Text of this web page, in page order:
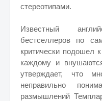
стереотипами.
Известный
бестселлеров по
критически подошел
каждому и
утверждает, что
неправильно
размышлений